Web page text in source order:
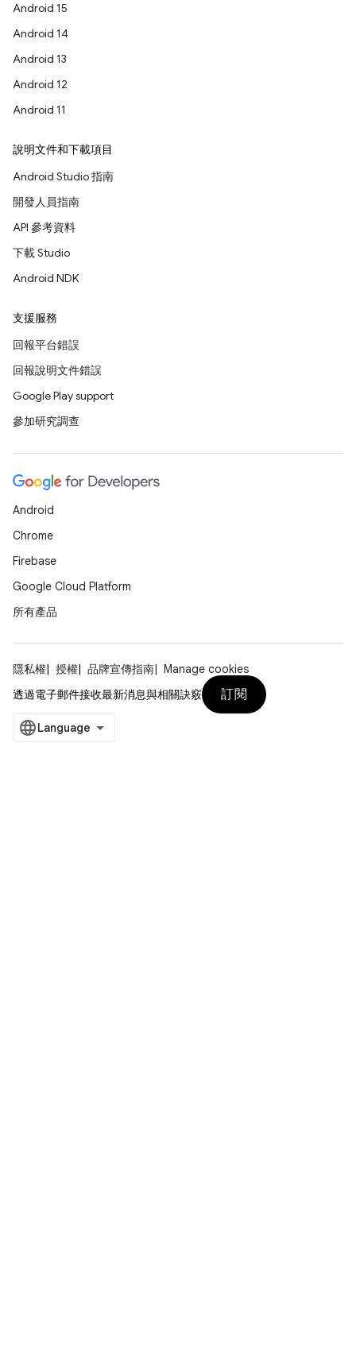
Android 15
Android 14
Android 13
Android 12
Android 11
說明文件和下載項目
Android Studio 指南
開發人員指南
API 參考資料
下載 Studio
Android NDK
支援服務
回報平台錯誤
回報說明文件錯誤
Google Play support
參加研究調查
Android
Chrome
Firebase
Google Cloud Platform
所有產品
隱私權 授權 品牌宣傳指南
Manage cookies
透過電子郵件接收最新消息與相關訣竅
訂閱